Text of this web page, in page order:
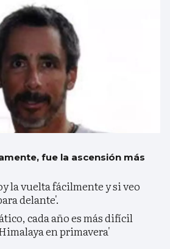
fue la ascensión más
la vuelta fácilmente y si veo
delante'.
cada año es más difícil
en primavera'